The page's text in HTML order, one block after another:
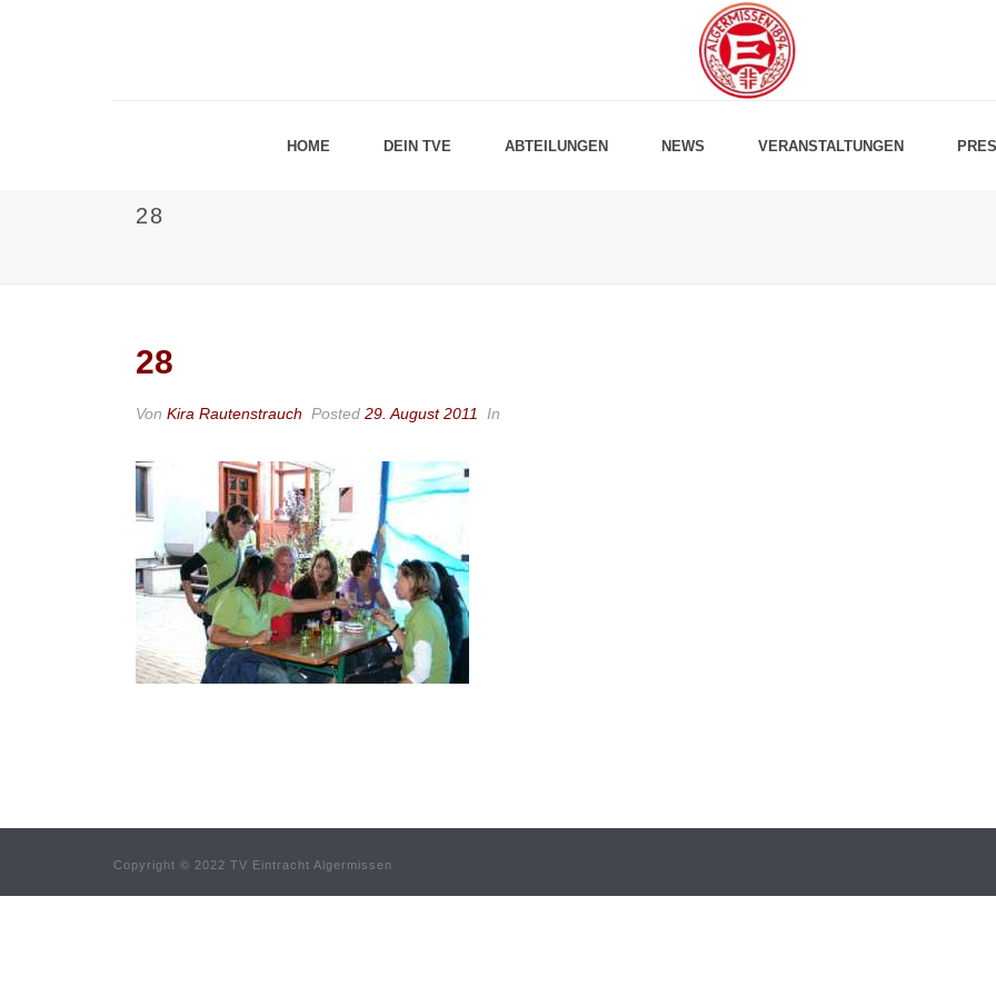
HOME DEIN TVE ABTEILUNGEN NEWS VERANSTALTUNGEN
28
28
Von Kira Rautenstrauch Posted 29. August 2011 In
Copyright © 2022 TV Eintracht Algermissen